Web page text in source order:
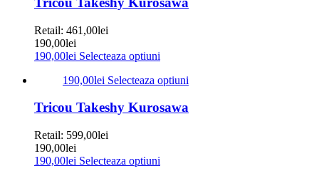
Retail: 461,00lei
190,00lei
190,00lei Selecteaza optiuni
190,00lei Selecteaza optiuni
Tricou Takeshy Kurosawa
Retail: 599,00lei
190,00lei
190,00lei Selecteaza optiuni